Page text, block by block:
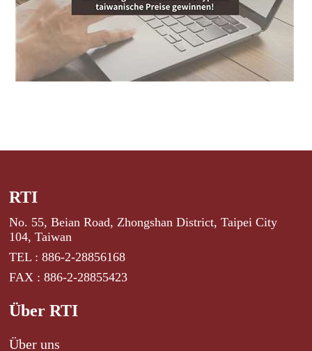
RTI
No. 55, Beian Road, Zhongshan District, Taipei City
104, Taiwan
TEL : 886-2-28856168
FAX : 886-2-28855423
Über RTI
Über uns